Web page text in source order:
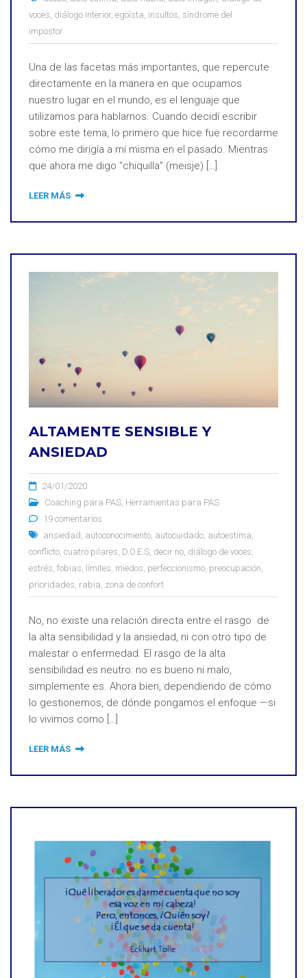
voces diálogo interior, egoísta insultos síndrome del
impostor
Una de las facetas más importantes, que repercute
directamente en la manera en que ocupamos
nuestro lugar en el mundo, es el lenguaje que
utilizamos para hablarnos. Cuando decidí escribir
sobre este tema, lo primero que hice fue recordarme
cómo me dirigía a mí misma en el pasado. Mientras
que ahora me digo “chiquilla” (meisje) […]
LEER MÁS
ALTAMENTE SENSIBLE Y
ANSIEDAD
24/01/2020
Coaching para PAS, Herramientas para PAS
19 comentarios
ansiedad, autoconocimiento, autocuidado, autoestima,
conflicto, cuatro pilares, D.O.E.S, decir no, diálogo de voces,
estrés, fobias, límites, miedos, perfeccionismo, preocupación,
prioridades, rabia, zona de confort
No, no existe una relación directa entre el rasgo de
la alta sensibilidad y la ansiedad, ni con otro tipo de
malestar o enfermedad. El rasgo de la alta
sensibilidad es neutro: no es bueno ni malo,
simplemente es. Ahora bien, dependiendo de cómo
lo gestionemos, de dónde pongamos el enfoque —si
lo vivimos como […]
LEER MÁS